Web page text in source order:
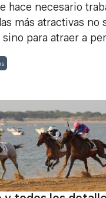
hace necesario
más atractivas
para atraer a